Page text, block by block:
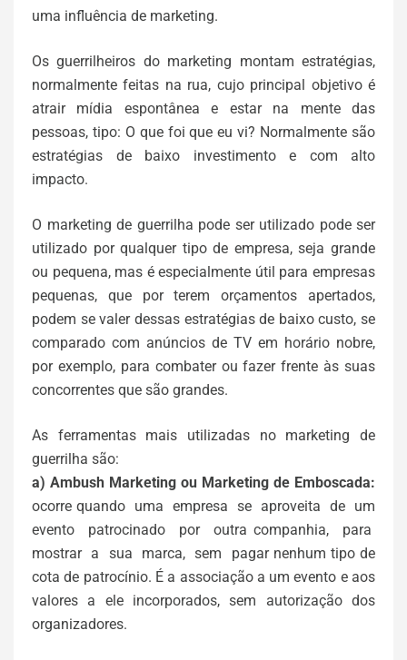
uma influência de marketing.
Os guerrilheiros do marketing montam estratégias,
normalmente feitas na rua, cujo principal objetivo é
atrair mídia espontânea e estar na mente das
pessoas, tipo: O que foi que eu vi? Normalmente são
estratégias de baixo investimento e com alto
impacto.
O marketing de guerrilha pode ser utilizado pode ser
utilizado por qualquer tipo de empresa, seja grande
ou pequena, mas é especialmente útil para empresas
pequenas, que por terem orçamentos apertados,
podem se valer dessas estratégias de baixo custo, se
comparado com anúncios de TV em horário nobre,
por exemplo, para combater ou fazer frente às suas
concorrentes que são grandes.
As ferramentas mais utilizadas no marketing de
guerrilha são:
a) Ambush Marketing ou Marketing de Emboscada:
ocorre quando uma empresa se aproveita de um
evento patrocinado por outra companhia, para
mostrar a sua marca, sem pagar nenhum tipo de
cota de patrocínio. É a associação a um evento e aos
valores a ele incorporados, sem autorização dos
organizadores.